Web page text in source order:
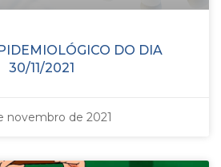
DO DIA
30/11/2021
novembro de 2021